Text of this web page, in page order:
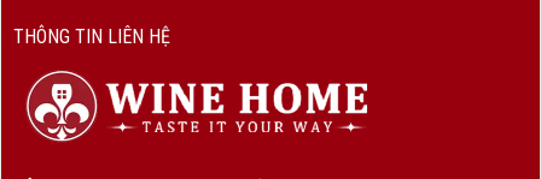
Khi nhắc đến rượu vang New Zealand , cái tên đầu tiên
xuất hiện trong tâm trí của hầu hết người yêu vang trên thế
giới chính làMarlborough. Chỉ trong hơn bốn thập kỷ phát
THÔNG TIN LIÊN HỆ